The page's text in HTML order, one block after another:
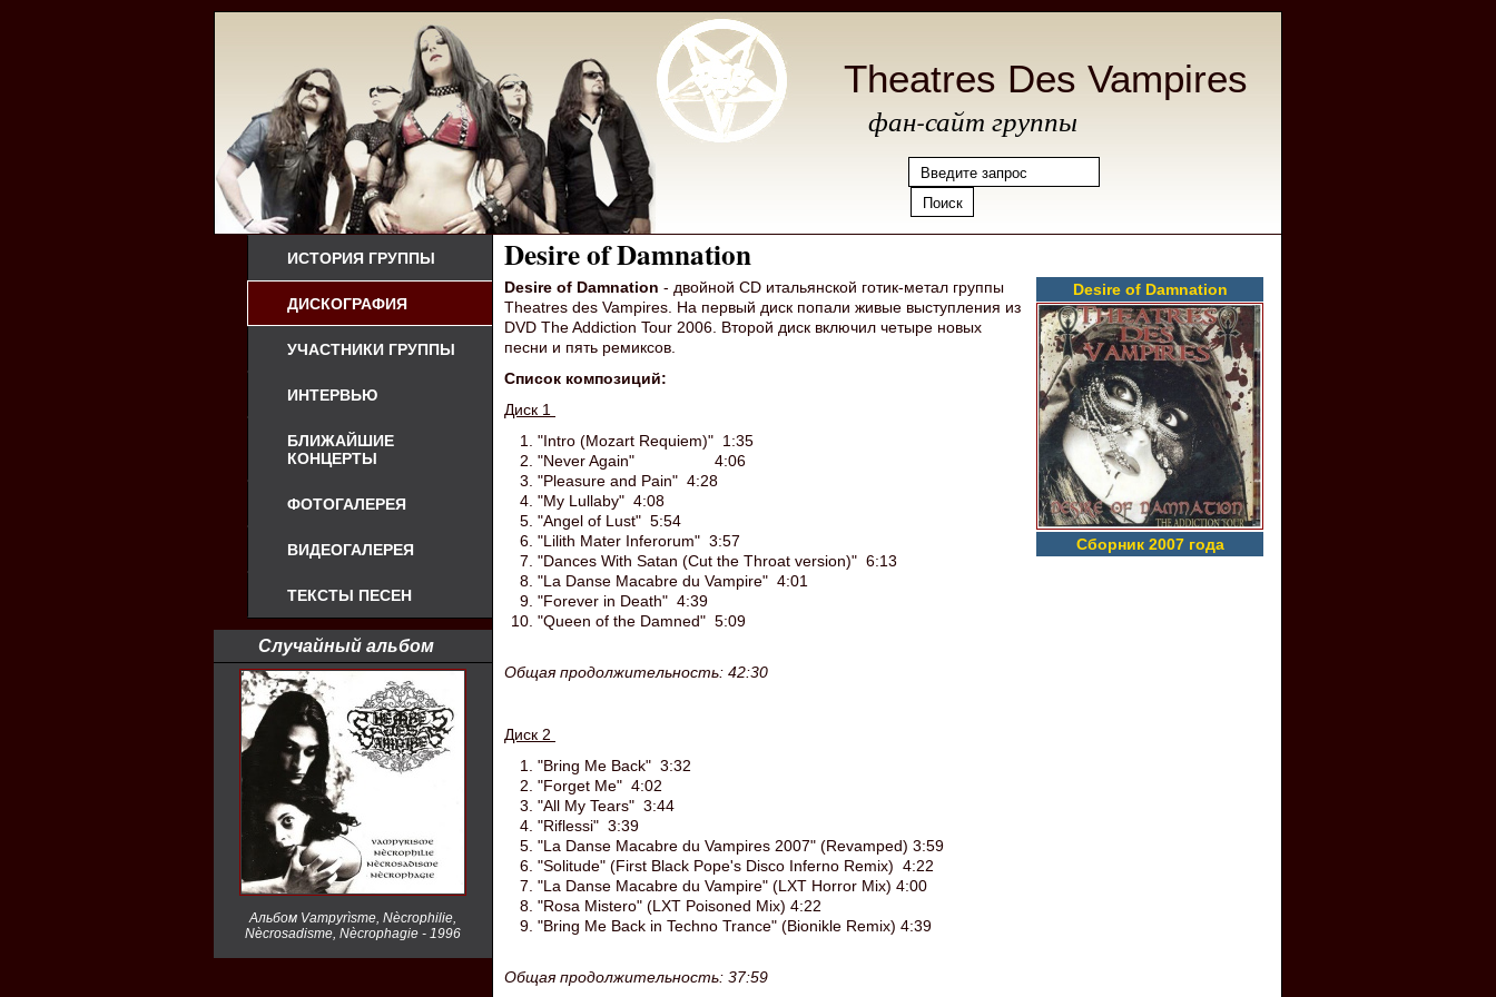
Theatres Des Vampires
фан-сайт группы
ИСТОРИЯ ГРУППЫ
ДИСКОГРАФИЯ
УЧАСТНИКИ ГРУППЫ
ИНТЕРВЬЮ
БЛИЖАЙШИЕ
КОНЦЕРТЫ
ФОТОГАЛЕРЕЯ
ВИДЕОГАЛЕРЕЯ
ТЕКСТЫ ПЕСЕН
Случайный альбом
Альбом Vampyrìsme, Nècrophilie,
Nècrosadisme, Nècrophagie - 1996
Desire of Damnation
Desire of Damnation
Сборник 2007 года
Desire of Damnation - двойной CD итальянской готик-метал группы
Theatres des Vampires. На первый диск попали живые выступления из
DVD The Addiction Tour 2006. Второй диск включил четыре новых
песни и пять ремиксов.
Список композиций:
Диск 1
"Intro (Mozart Requiem)" 1:35
"Never Again" 4:06
"Pleasure and Pain" 4:28
"My Lullaby" 4:08
"Angel of Lust" 5:54
"Lilith Mater Inferorum" 3:57
"Dances With Satan (Cut the Throat version)" 6:13
"La Danse Macabre du Vampire" 4:01
"Forever in Death" 4:39
"Queen of the Damned" 5:09
Общая продолжительность: 42:30
Диск 2
"Bring Me Back" 3:32
"Forget Me" 4:02
"All My Tears" 3:44
"Riflessi" 3:39
"La Danse Macabre du Vampires 2007" (Revamped) 3:59
"Solitude" (First Black Pope's Disco Inferno Remix) 4:22
"La Danse Macabre du Vampire" (LXT Horror Mix) 4:00
"Rosa Mistero" (LXT Poisoned Mix) 4:22
"Bring Me Back in Techno Trance" (Bionikle Remix) 4:39
Общая продолжительность: 37:59